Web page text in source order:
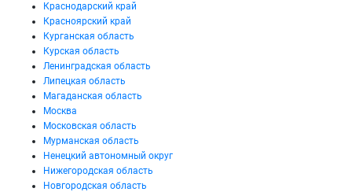
Краснодарский край
Красноярский край
Курганская область
Курская область
Ленинградская область
Липецкая область
Магаданская область
Москва
Московская область
Мурманская область
Ненецкий автономный округ
Нижегородская область
Новгородская область